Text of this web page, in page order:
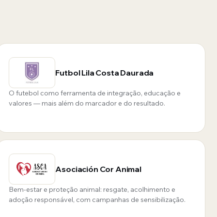
Futbol Lila Costa Daurada
O futebol como ferramenta de integração, educação e
valores — mais além do marcador e do resultado.
Asociación Cor Animal
Bem-estar e proteção animal: resgate, acolhimento e
adoção responsável, com campanhas de sensibilização.